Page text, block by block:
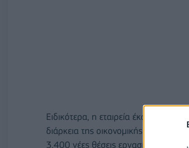
Ειδικότερα, η εταιρεία έκανε
διάρκεια της οικονομικής χρήσης
3.400 νέες θέσεις εργασίας σε όλο